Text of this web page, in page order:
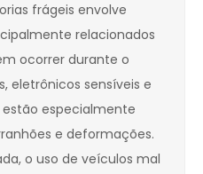
frágeis envolve
relacionados
ocorrer durante o
eletrônicos sensíveis e
especialmente
e deformações.
o uso de veículos mal